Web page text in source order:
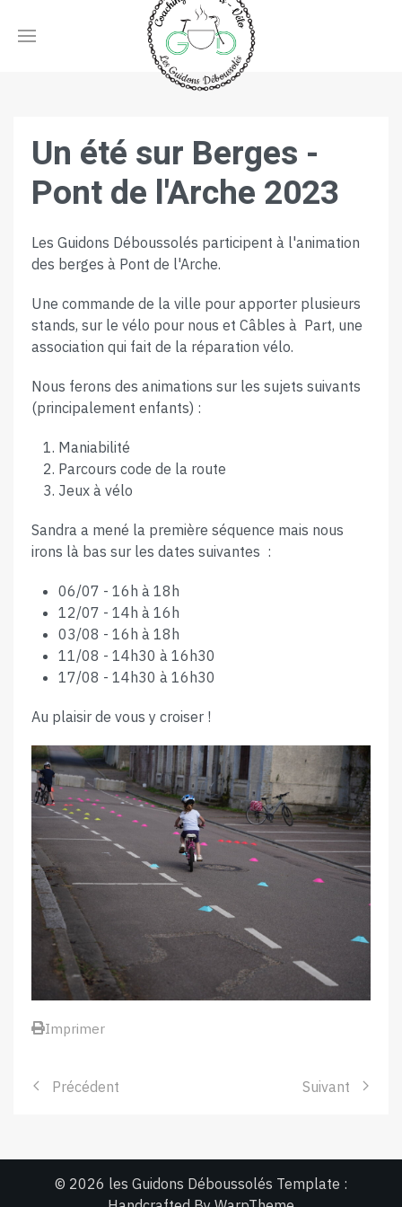
Un été sur Berges -
Pont de l'Arche 2023
Les Guidons Déboussolés participent à l'animation
des berges à Pont de l'Arche.
Une commande de la ville pour apporter plusieurs
stands, sur le vélo pour nous et Câbles à Part, une
association qui fait de la réparation vélo.
Nous ferons des animations sur les sujets suivants
(principalement enfants) :
Maniabilité
Parcours code de la route
Jeux à vélo
Sandra a mené la première séquence mais nous
irons là bas sur les dates suivantes :
06/07 - 16h à 18h
12/07 - 14h à 16h
03/08 - 16h à 18h
11/08 - 14h30 à 16h30
17/08 - 14h30 à 16h30
Au plaisir de vous y croiser !
Imprimer
Précédent Suivant
© 2026 les Guidons Déboussolés Template :